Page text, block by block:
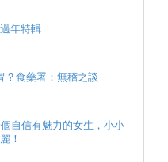
年特輯
？食藥署：無稽之談
自信有魅力的女生，小小
！